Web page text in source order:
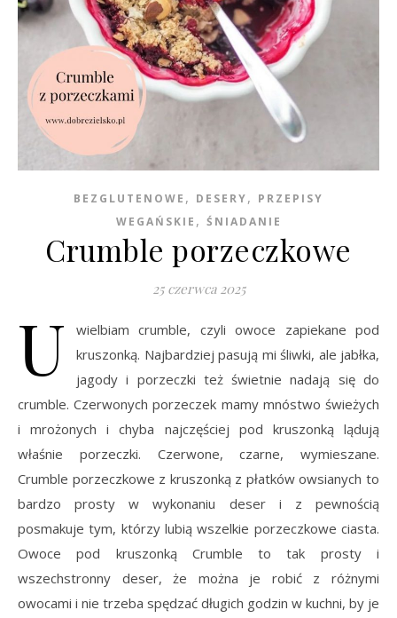
BEZGLUTENOWE , DESERY, PRZEPISY
WEGAŃSKIE , ŚNIADANIE
Crumble porzeczkowe
25 czerwca 2025
U
wielbiam crumble, czyli owoce zapiekane pod
kruszonką. Najbardziej pasują mi śliwki, ale jabłka,
jagody i porzeczki też świetnie nadają się do
crumble. Czerwonych porzeczek mamy mnóstwo świeżych
i mrożonych i chyba najczęściej pod kruszonką lądują
właśnie porzeczki. Czerwone, czarne, wymieszane.
Crumble porzeczkowe z kruszonką z płatków owsianych to
bardzo prosty w wykonaniu deser i z pewnością
posmakuje tym, którzy lubią wszelkie porzeczkowe ciasta.
Owoce pod kruszonką Crumble to tak prosty i
wszechstronny deser, że można je robić z różnymi
owocami i nie trzeba spędzać długich godzin w kuchni, by je